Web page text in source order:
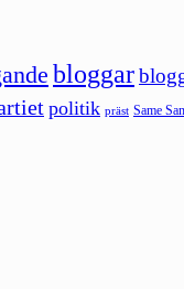
bloggar
politik präst Same